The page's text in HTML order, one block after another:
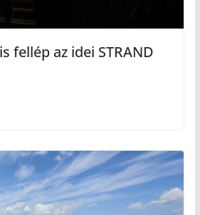
fellép az idei STRAND